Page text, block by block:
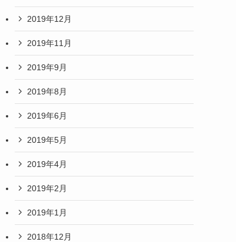
2019年12月
2019年11月
2019年9月
2019年8月
2019年6月
2019年5月
2019年4月
2019年2月
2019年1月
2018年12月